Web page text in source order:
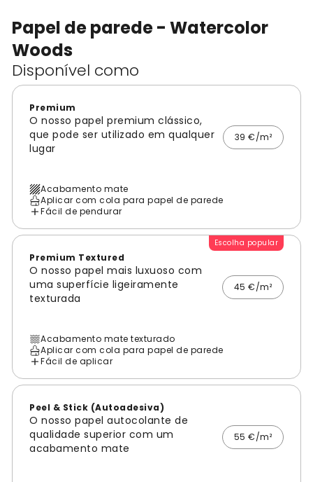
Papel de parede - Watercolor
Woods
Disponível como
Premium
O nosso papel premium clássico,
que pode ser utilizado em qualquer
lugar
39 €/m²
Acabamento mate
Aplicar com cola para papel de parede
Fácil de pendurar
Escolha popular
Premium Textured
O nosso papel mais luxuoso com
uma superfície ligeiramente
texturada
45 €/m²
Acabamento mate texturado
Aplicar com cola para papel de parede
Fácil de aplicar
Peel & Stick (Autoadesiva)
O nosso papel autocolante de
qualidade superior com um
acabamento mate
55 €/m²